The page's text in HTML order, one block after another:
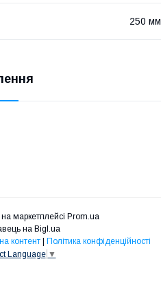
250 мм
маркетплейсі Prom.ua
на Bigl.ua
контент | Політика конфіденційності
Language ▼